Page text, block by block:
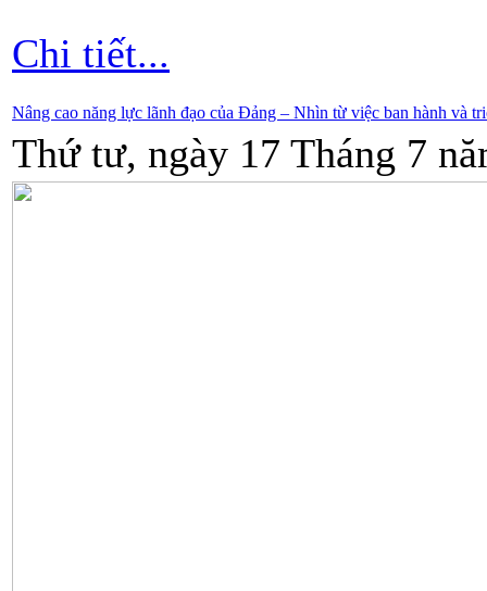
Chi tiết...
Nâng cao năng lực lãnh đạo của Đảng – Nhìn từ việc ban hành và
Thứ tư, ngày 17 Tháng 7